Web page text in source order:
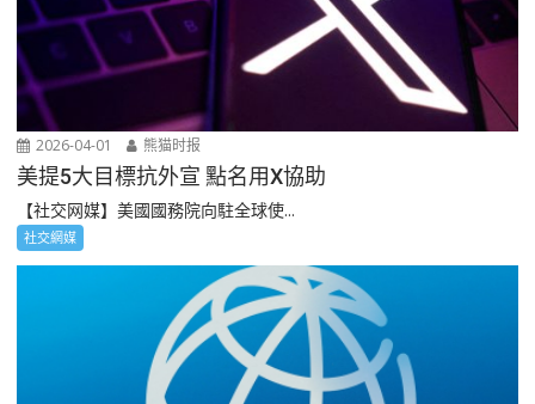
2026-04-01 熊猫时报
美提5大目標抗外宣 點名用X協助
【社交网媒】美國國務院向駐全球使...
社交網媒